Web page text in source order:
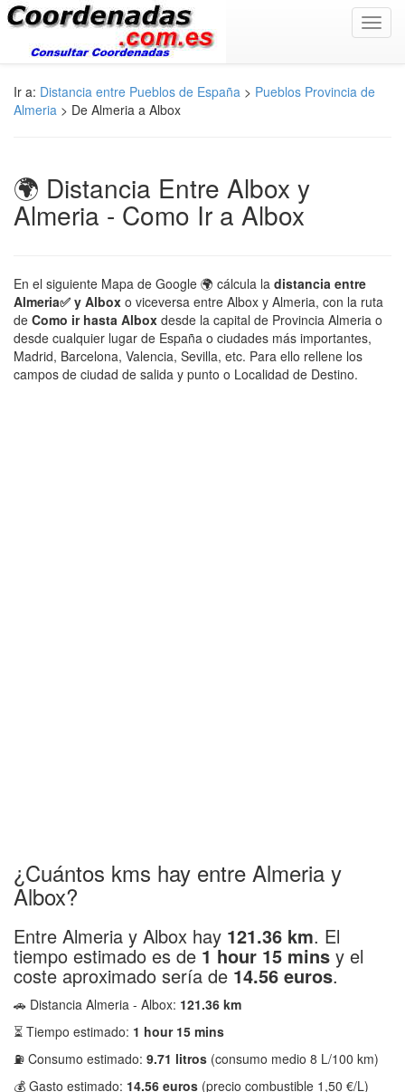
Ir a: Distancia entre Pueblos de España > Pueblos Provincia de
Almeria > De Almeria a Albox
🌍 Distancia Entre Albox y
Almeria - Como Ir a Albox
En el siguiente Mapa de Google 🌍 cálcula la distancia entre
Almeria✅ y Albox o viceversa entre Albox y Almeria, con la ruta
de Como ir hasta Albox desde la capital de Provincia Almeria o
desde cualquier lugar de España o ciudades más importantes,
Madrid, Barcelona, Valencia, Sevilla, etc. Para ello rellene los
campos de ciudad de salida y punto o Localidad de Destino.
¿Cuántos kms hay entre Almeria y
Albox?
Entre Almeria y Albox hay 121.36 km. El
tiempo estimado es de 1 hour 15 mins y el
coste aproximado sería de 14.56 euros.
🚗 Distancia Almeria - Albox: 121.36 km
⏳ Tiempo estimado: 1 hour 15 mins
⛽ Consumo estimado: 9.71 litros (consumo medio 8 L/100 km)
💰 Gasto estimado: 14.56 euros (precio combustible 1,50 €/L)